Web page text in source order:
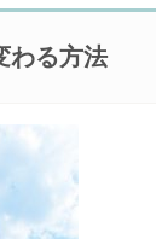
わる方法